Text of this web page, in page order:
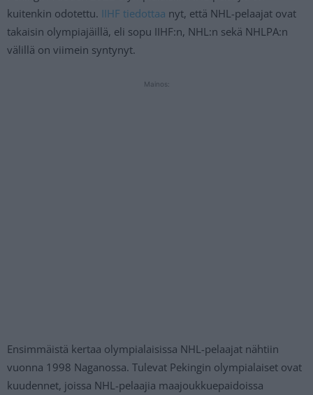
kuitenkin odotettu. IIHF tiedottaa nyt, että NHL-pelaajat ovat
takaisin olympiajäillä, eli sopu IIHF:n, NHL:n sekä NHLPA:n
välillä on viimein syntynyt.
Mainos:
Ensimmäistä kertaa olympialaisissa NHL-pelaajat nähtiin
vuonna 1998 Naganossa. Tulevat Pekingin olympialaiset ovat
kuudennet, joissa NHL-pelaajia maajoukkuepaidoissa